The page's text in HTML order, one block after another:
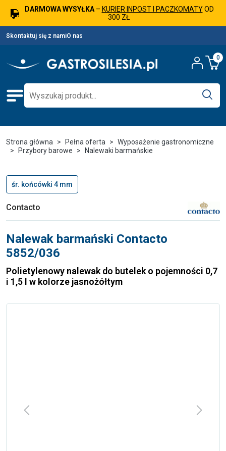
DARMOWA WYSYŁKA– KURIER INPOST I PACZKOMATYOD
300 ZŁ
Skontaktuj się z namiO nas
0
Strona główna Pełna oferta
Wyposażenie gastronomiczne
Przybory barowe
Nalewaki barmańskie
śr. końcówki 4 mm
Contacto
Nalewak barmański Contacto
5852/036
Polietylenowy nalewak do butelek o pojemności 0,7
i 1,5 l w kolorze jasnożółtym
Previous Next